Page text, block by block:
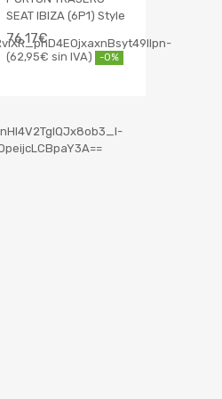
SEAT IBIZA (6P1) Style
76,17€
62,95€ -0%